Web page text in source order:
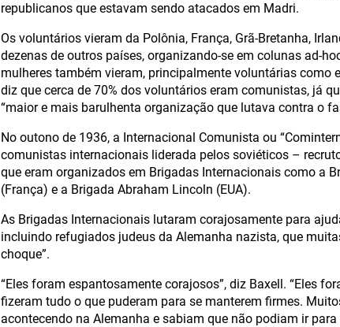
republicanos que estavam sendo atacados em Madri.
Os voluntários vieram da Polônia, França, Grã-Bretanha,
dezenas de outros países, organizando-se em colunas ad-
mulheres também vieram, principalmente voluntárias como
diz que cerca de 70% dos voluntários eram comunistas, já
“maior e mais barulhenta organização que lutava contra o
No outono de 1936, a Internacional Comunista ou
comunistas internacionais liderada pelos soviéticos –
que eram organizados em Brigadas Internacionais como a
(França) e a Brigada Abraham Lincoln (EUA).
As Brigadas Internacionais lutaram corajosamente para
incluindo refugiados judeus da Alemanha nazista, que
choque”.
“Eles foram espantosamente corajosos”, diz Baxell. “Eles
fizeram tudo o que puderam para se manterem firmes.
acontecendo na Alemanha e sabiam que não podiam ir